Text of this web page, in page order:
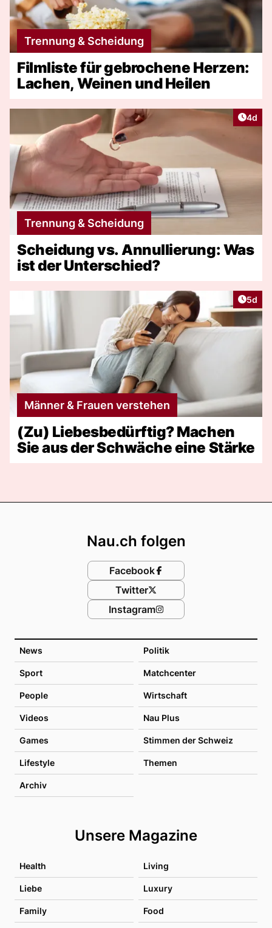
Trennung & Scheidung
Filmliste für gebrochene Herzen:
Lachen, Weinen und Heilen
4d
Trennung & Scheidung
Scheidung vs. Annullierung: Was
ist der Unterschied?
5d
Männer & Frauen verstehen
(Zu) Liebesbedürftig? Machen
Sie aus der Schwäche eine Stärke
News Politik
Sport Matchcenter
People Wirtschaft
Videos Nau Plus
Games Stimmen der Schweiz
Lifestyle Themen
Archiv
Unsere Magazine
Health Living
Liebe Luxury
Family Food
Nau.ch folgen
Facebook
Twitter
Instagram